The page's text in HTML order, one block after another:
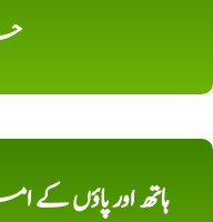
ہاتھ اور پاؤں کے